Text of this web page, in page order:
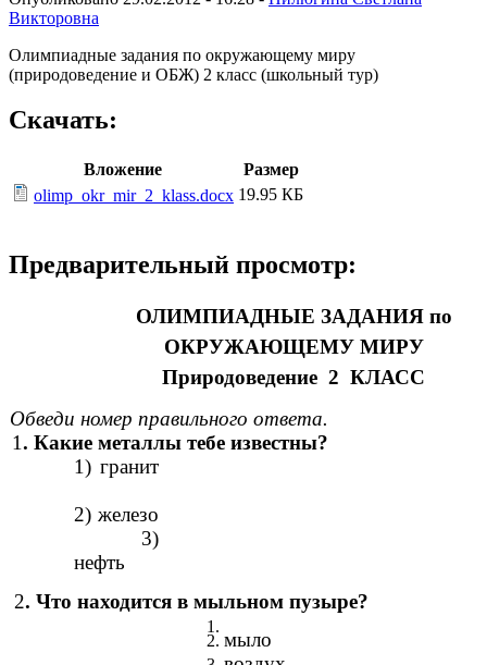
Викторовна
Олимпиадные задания по окружающему миру
(природоведение и ОБЖ) 2 класс (школьный тур)
Скачать:
Вложение
Размер
olimp_okr_mir_2_klass.docx 19.95 КБ
Предварительный просмотр:
ОЛИМПИАДНЫЕ ЗАДАНИЯ по
ОКРУЖАЮЩЕМУ МИРУ
Природоведение 2 КЛАСС
Обведи номер правильного ответа.
1. Какие металлы тебе известны?
1) гранит
2) железо
3)
нефть
2. Что находится в мыльном пузыре?
мыло